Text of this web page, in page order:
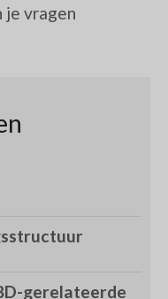
je vragen
gerelateerde